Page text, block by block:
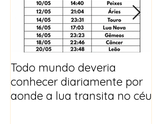
Todo mundo deveria
conhecer diariamente por
aonde a lua transita no céu